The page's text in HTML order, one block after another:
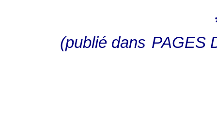
(publié dans PAGES